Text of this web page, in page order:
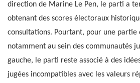
direction de Marine Le Pen, le parti a
obtenant des scores électoraux
consultations. Pourtant, pour une partie
notamment au sein des communautés
gauche, le parti reste associé à des
jugées incompatibles avec les valeurs